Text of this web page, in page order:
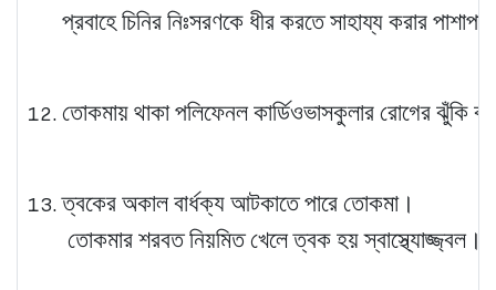
প্রবাহে চিনির নিঃসরণকে ধীর করতে সাহায্য করার
তোকমায় থাকা পলিফেনল কার্ডিওভাসকুলার রোগের ঝুঁকি
ত্বকের অকাল বার্ধক্য আটকাতে পারে তোকমা।
তোকমার শরবত নিয়মিত খেলে ত্বক হয় স্বাস্থ্যোজ্জ্বল।